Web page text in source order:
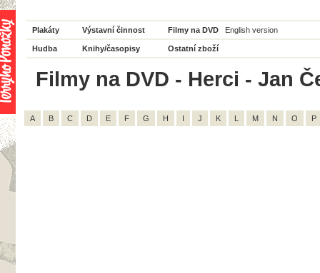
Plakáty Výstavní činnost Filmy na DVD English version
Hudba Knihy/časopisy Ostatní zboží
Filmy na DVD - Herci - Jan
A B C D E F G H I J K L M N O P